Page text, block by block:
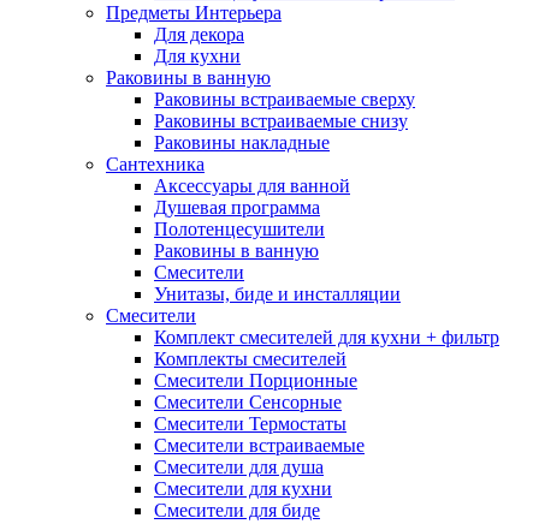
Предметы Интерьера
Для декора
Для кухни
Раковины в ванную
Раковины встраиваемые сверху
Раковины встраиваемые снизу
Раковины накладные
Сантехника
Аксессуары для ванной
Душевая программа
Полотенцесушители
Раковины в ванную
Смесители
Унитазы, биде и инсталляции
Смесители
Комплект смесителей для кухни + фильтр
Комплекты смесителей
Смесители Порционные
Смесители Сенсорные
Смесители Термостаты
Смесители встраиваемые
Смесители для душа
Смесители для кухни
Смесители для биде